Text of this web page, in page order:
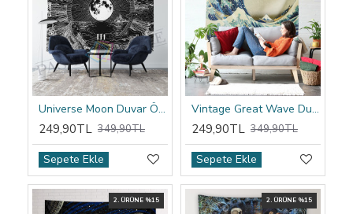
Universe Moon Duvar Örtüsü
249,90TL 349,90TL
Sepete Ekle
Vintage Great Wave Duvar Örtüsü
249,90TL 349,90TL
Sepete Ekle
2. ÜRÜNE %15 2. ÜRÜNE %15